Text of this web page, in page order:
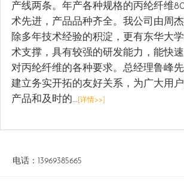
产线两条。年产各种规格的丙纶纤维
术先进，产品品种齐全。我公司由周
除多年技术经验的积淀，更有东华大
术支撑，具有较强的研发能力，能快
对丙纶纤维的各种要求。总经理鲁峰
建立务实开拓的友好关系，为广大用
产品和及时的… [详情>>]
电话： 13969385665